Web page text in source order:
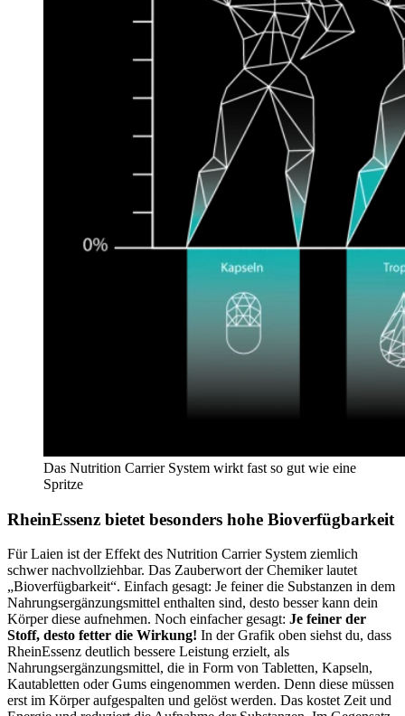
Das Nutrition Carrier System wirkt fast so gut wie eine
Spritze
RheinEssenz bietet besonders hohe Bioverfügbarkeit
Für Laien ist der Effekt des Nutrition Carrier System ziemlich
schwer nachvollziehbar. Das Zauberwort der Chemiker lautet
„Bioverfügbarkeit“. Einfach gesagt: Je feiner die Substanzen in dem
Nahrungsergänzungsmittel enthalten sind, desto besser kann dein
Körper diese aufnehmen. Noch einfacher gesagt: Je feiner der
Stoff, desto fetter die Wirkung! In der Grafik oben siehst du, dass
RheinEssenz deutlich bessere Leistung erzielt, als
Nahrungsergänzungsmittel, die in Form von Tabletten, Kapseln,
Kautabletten oder Gums eingenommen werden. Denn diese müssen
erst im Körper aufgespalten und gelöst werden. Das kostet Zeit und